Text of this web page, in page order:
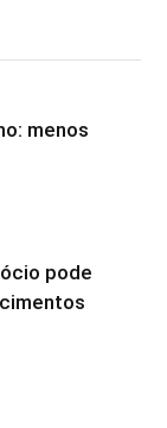
menos
pode